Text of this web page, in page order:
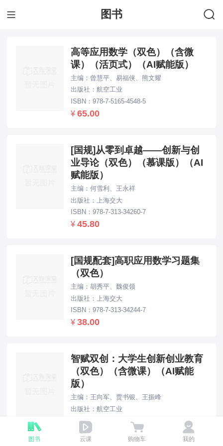
图书
高等应用数学（双色）（含微
课）（活页式）（AI赋能版）
主编：曾慧平、易福侠、熊文耀
出版社：航空工业
ISBN：978-7-5165-4548-5
¥65.00
[国规]从零到卓越——创新与创
业导论（双色）（慕课版）（AI
赋能版）
主编：何雪利、王永祥
出版社：上海交大
ISBN：978-7-313-34260-7
¥45.80
[国规配套]高职应用数学习题集
（双色）
主编：胡秀平、魏俊领
出版社：上海交大
ISBN：978-7-313-34244-7
¥38.00
智赋双创：大学生创新创业教育
（双色）（含微课）（AI赋能
版）
主编：王向军、贾书银、王振峰
出版社：航空工业
ISBN：978-7-5165-4476-1
49.80
图书 云课 购物车 我的